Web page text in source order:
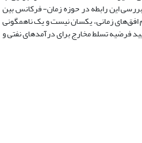
این رابطه در حوزه زمان- فرکانس بین
زمانی، یکسان نیست و یک ناهمگونی
فرضیه تسلط مخارج برای درآمدهای نفتی و